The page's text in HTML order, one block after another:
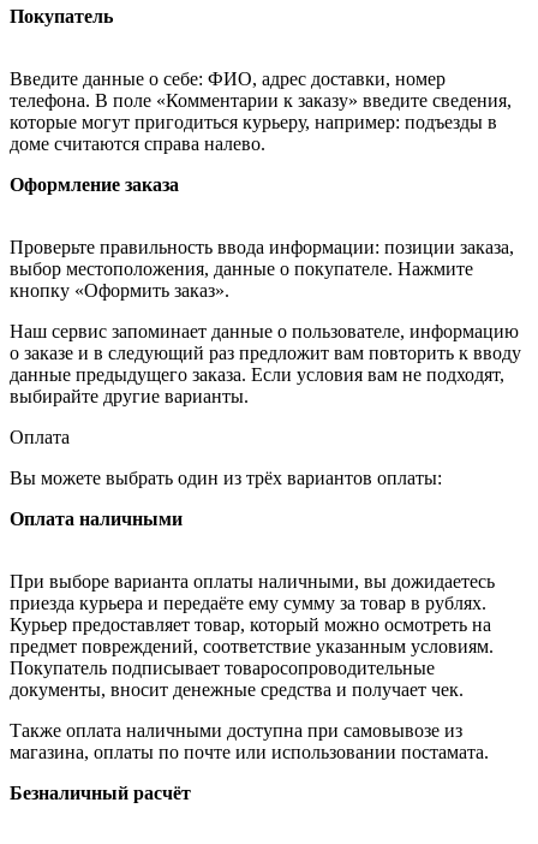
Покупатель
Введите данные о себе: ФИО, адрес доставки, номер
телефона. В поле «Комментарии к заказу» введите сведения,
которые могут пригодиться курьеру, например: подъезды в
доме считаются справа налево.
Оформление заказа
Проверьте правильность ввода информации: позиции заказа,
выбор местоположения, данные о покупателе. Нажмите
кнопку «Оформить заказ».
Наш сервис запоминает данные о пользователе, информацию
о заказе и в следующий раз предложит вам повторить к вводу
данные предыдущего заказа. Если условия вам не подходят,
выбирайте другие варианты.
Оплата
Вы можете выбрать один из трёх вариантов оплаты:
Оплата наличными
При выборе варианта оплаты наличными, вы дожидаетесь
приезда курьера и передаёте ему сумму за товар в рублях.
Курьер предоставляет товар, который можно осмотреть на
предмет повреждений, соответствие указанным условиям.
Покупатель подписывает товаросопроводительные
документы, вносит денежные средства и получает чек.
Также оплата наличными доступна при самовывозе из
магазина, оплаты по почте или использовании постамата.
Безналичный расчёт